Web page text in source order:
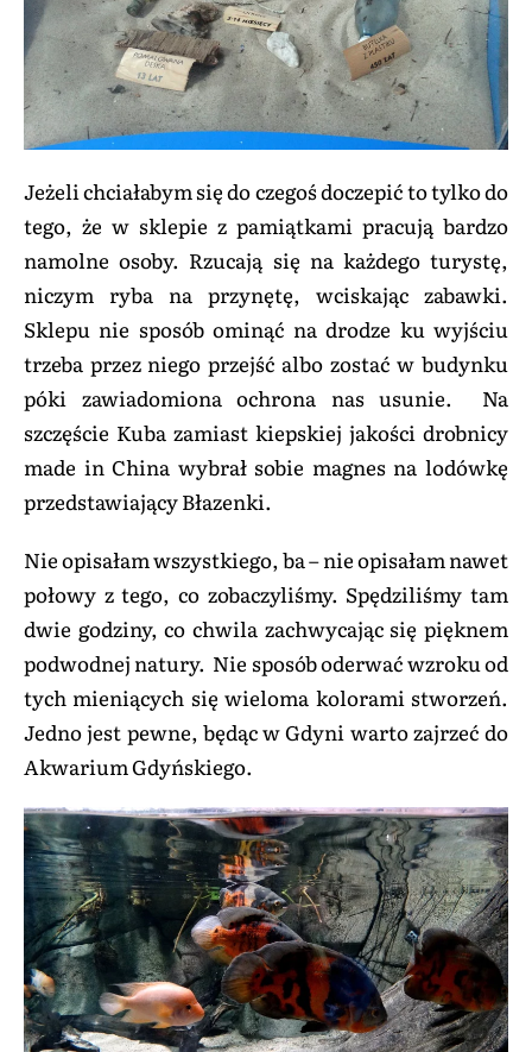
Jeżeli chciałabym się do czegoś doczepić to tylko do
tego, że w sklepie z pamiątkami pracują bardzo
namolne osoby. Rzucają się na każdego turystę,
niczym ryba na przynętę, wciskając zabawki.
Sklepu nie sposób ominąć na drodze ku wyjściu
trzeba przez niego przejść albo zostać w budynku
póki zawiadomiona ochrona nas usunie. Na
szczęście Kuba zamiast kiepskiej jakości drobnicy
made in China wybrał sobie magnes na lodówkę
przedstawiający Błazenki.
Nie opisałam wszystkiego, ba – nie opisałam nawet
połowy z tego, co zobaczyliśmy. Spędziliśmy tam
dwie godziny, co chwila zachwycając się pięknem
podwodnej natury. Nie sposób oderwać wzroku od
tych mieniących się wieloma kolorami stworzeń.
Jedno jest pewne, będąc w Gdyni warto zajrzeć do
Akwarium Gdyńskiego.